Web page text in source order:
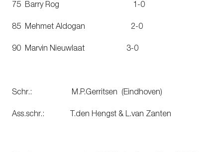
75 Barry Rog 1-0
85 Mehmet Aldogan 2-0
90 Marvin Nieuwlaat 3-0
Schr.: M.P.Gerritsen (Eindhoven)
Ass.schr.: T.den Hengst & L.van Zanten